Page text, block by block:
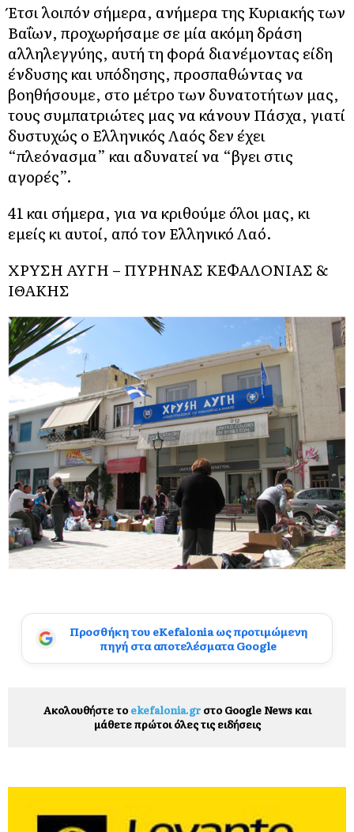
Έτσι λοιπόν σήμερα, ανήμερα της Κυριακής των
Βαΐων, προχωρήσαμε σε μία ακόμη δράση
αλληλεγγύης, αυτή τη φορά διανέμοντας είδη
ένδυσης και υπόδησης, προσπαθώντας να
βοηθήσουμε, στο μέτρο των δυνατοτήτων μας,
τους συμπατριώτες μας να κάνουν Πάσχα, γιατί
δυστυχώς ο Ελληνικός Λαός δεν έχει
“πλεόνασμα” και αδυνατεί να “βγει στις
αγορές”.
41 και σήμερα, για να κριθούμε όλοι μας, κι
εμείς κι αυτοί, από τον Ελληνικό Λαό.
ΧΡΥΣΗ ΑΥΓΗ – ΠΥΡΗΝΑΣ ΚΕΦΑΛΟΝΙΑΣ &
ΙΘΑΚΗΣ
Προσθήκη του eKefalonia ως προτιμώμενη
πηγή στα αποτελέσματα Google
Ακολουθήστε το ekefalonia.grστο Google News και
μάθετε πρώτοι όλες τις ειδήσεις